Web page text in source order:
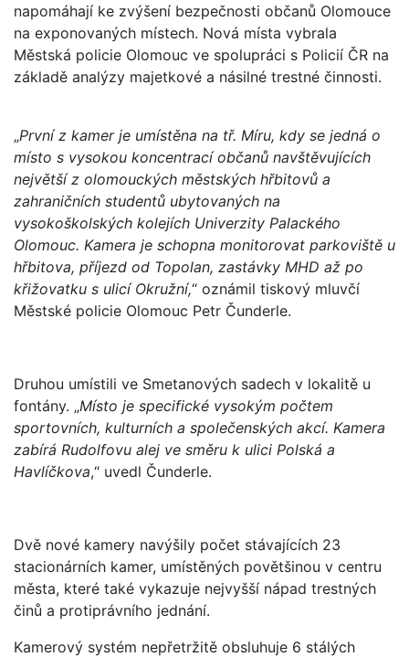
napomáhají ke zvýšení bezpečnosti občanů Olomouce
na exponovaných místech. Nová místa vybrala
Městská policie Olomouc ve spolupráci s Policií ČR na
základě analýzy majetkové a násilné trestné činnosti.
„První z kamer je umístěna na tř. Míru, kdy se jedná o
místo s vysokou koncentrací občanů navštěvujících
největší z olomouckých městských hřbitovů a
zahraničních studentů ubytovaných na
vysokoškolských kolejích Univerzity Palackého
Olomouc. Kamera je schopna monitorovat parkoviště u
hřbitova, příjezd od Topolan, zastávky MHD až po
křižovatku s ulicí Okružní,“ oznámil tiskový mluvčí
Městské policie Olomouc Petr Čunderle.
Druhou umístili ve Smetanových sadech v lokalitě u
fontány. „Místo je specifické vysokým počtem
sportovních, kulturních a společenských akcí. Kamera
zabírá Rudolfovu alej ve směru k ulici Polská a
Havlíčkova,“ uvedl Čunderle.
Dvě nové kamery navýšily počet stávajících 23
stacionárních kamer, umístěných povětšinou v centru
města, které také vykazuje nejvyšší nápad trestných
činů a protiprávního jednání.
Kamerový systém nepřetržitě obsluhuje 6 stálých